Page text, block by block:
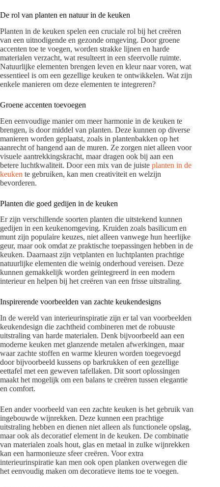
De rol van planten en natuur in de keuken
Planten in de keuken spelen een cruciale rol bij het creëren
van een uitnodigende en gezonde omgeving. Door groene
accenten toe te voegen, worden strakke lijnen en harde
materialen verzacht, wat resulteert in een sfeervolle ruimte.
Natuurlijke elementen brengen leven en kleur naar voren, wat
essentieel is om een gezellige keuken te ontwikkelen. Wat zijn
enkele manieren om deze elementen te integreren?
Groene accenten toevoegen
Een eenvoudige manier om meer harmonie in de keuken te
brengen, is door middel van planten. Deze kunnen op diverse
manieren worden geplaatst, zoals in plantenbakken op het
aanrecht of hangend aan de muren. Ze zorgen niet alleen voor
visuele aantrekkingskracht, maar dragen ook bij aan een
betere luchtkwaliteit. Door een mix van de juiste planten in de
keuken te gebruiken, kan men creativiteit en welzijn
bevorderen.
Planten die goed gedijen in de keuken
Er zijn verschillende soorten planten die uitstekend kunnen
gedijen in een keukenomgeving. Kruiden zoals basilicum en
munt zijn populaire keuzes, niet alleen vanwege hun heerlijke
geur, maar ook omdat ze praktische toepassingen hebben in de
keuken. Daarnaast zijn vetplanten en luchtplanten prachtige
natuurlijke elementen die weinig onderhoud vereisen. Deze
kunnen gemakkelijk worden geïntegreerd in een modern
interieur en helpen bij het creëren van een frisse uitstraling.
Inspirerende voorbeelden van zachte keukendesigns
In de wereld van interieurinspiratie zijn er tal van voorbeelden
keukendesign die zachtheid combineren met de robuuste
uitstraling van harde materialen. Denk bijvoorbeeld aan een
moderne keuken met glanzende metalen afwerkingen, maar
waar zachte stoffen en warme kleuren worden toegevoegd
door bijvoorbeeld kussens op barkrukken of een gezellige
eettafel met een geweven tafellaken. Dit soort oplossingen
maakt het mogelijk om een balans te creëren tussen elegantie
en comfort.
Een ander voorbeeld van een zachte keuken is het gebruik van
ingebouwde wijnrekken. Deze kunnen een prachtige
uitstraling hebben en dienen niet alleen als functionele opslag,
maar ook als decoratief element in de keuken. De combinatie
van materialen zoals hout, glas en metaal in zulke wijnrekken
kan een harmonieuze sfeer creëren. Voor extra
interieurinspiratie kan men ook open planken overwegen die
het eenvoudig maken om decoratieve items toe te voegen.